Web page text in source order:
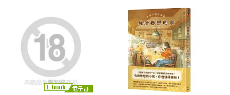
劉鈞傑(15)
日本寶庫社(15) 易千秋(15)
江軍(15)
華東師範大學出版社(45)
PAD(44) 長鴻出版社(44)
武漢大學出版社(43) 三民(42)